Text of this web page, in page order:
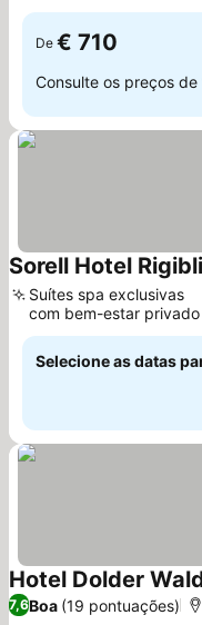
De € 710
Consulte os preços de
Sorell Hotel
Suítes spa exclusivas
com bem-estar privado
Selecione as datas
Hotel Dolder
7,6Boa (19 pontuações)